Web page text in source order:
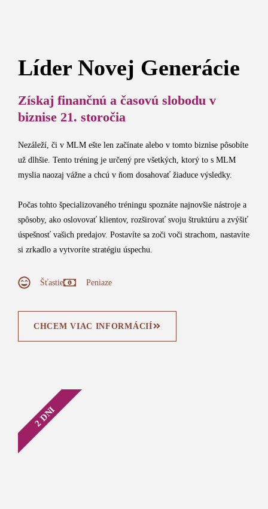
Líder Novej Generácie
Získaj finančnú a časovú slobodu v
biznise 21. storočia
Nezáleží, či v MLM ešte len začínate alebo v tomto biznise pôsobíte
už dlhšie. Tento tréning je určený pre všetkých, ktorý to s MLM
myslia naozaj vážne a chcú v ňom dosahovať žiaduce výsledky.
Počas tohto špecializovaného tréningu spoznáte najnovšie nástroje a
spôsoby, ako oslovovať klientov, rozširovať svoju štruktúru a zvýšiť
úspešnosť vašich predajov. Postavíte sa zoči voči strachom, nastavíte
si zrkadlo a vytvoríte stratégiu úspechu.
Šťastie Peniaze
CHCEM VIAC INFORMÁCIÍ
2 DNI